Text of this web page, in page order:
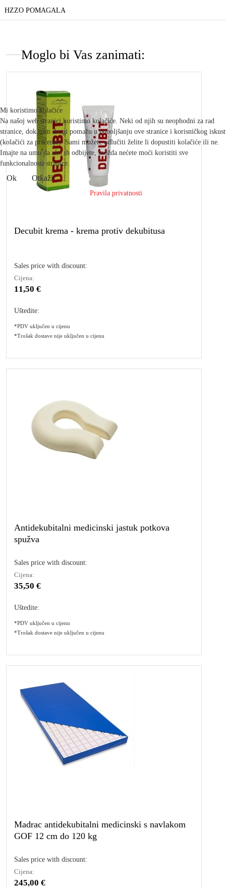
HZZO POMAGALA
Moglo bi Vas zanimati:
Decubit krema - krema protiv dekubitusa
Sales price with discount:
Cijena:
11,50 €
Uštedite:
*PDV uključen u cijenu
*Trošak dostave nije uključen u cijenu
Antidekubitalni medicinski jastuk potkova
spužva
Sales price with discount:
Cijena:
35,50 €
Uštedite:
*PDV uključen u cijenu
*Trošak dostave nije uključen u cijenu
Madrac antidekubitalni medicinski s navlakom
GOF 12 cm do 120 kg
Sales price with discount:
Cijena:
245,00 €
Mi koristimo kolačiće
Na našoj web stranici koristimo kolačiće. Neki od njih su neophodni za rad
stranice, dok nam drugi pomažu u poboljšanju ove stranice i korisničkog
(kolačići za praćenje). Sami možete odlučiti želite li dopustiti kolačiće ili ne.
Imajte na umu da ako ih odbijete, možda nećete moći koristiti sve
funkcionalnosti stranice.
Ok Otkaži
Pravila privatnosti